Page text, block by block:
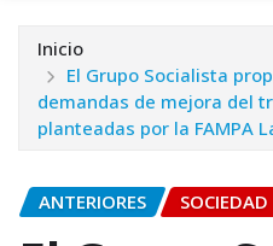
Inicio
El Grupo Socialista
demandas de mejora del
planteadas por la FAMPA
ANTERIORES SOCIEDAD